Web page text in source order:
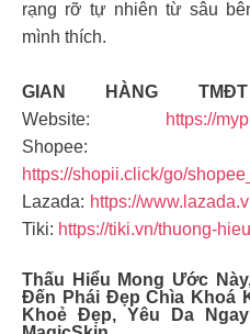
rạng rỡ tự nhiên từ sâu
mình thích.
GIAN HÀNG
Website:
https://
https://shopii.click/go/
Lazada: https://
Tiki: https://tiki.vn/thuong-
Thấu Hiểu Mong Ước
Đến Phái Đẹp Chìa Khoá
Khoẻ Đẹp, Yêu Da